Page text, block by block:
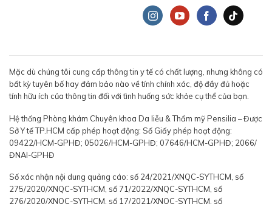
Mặc dù chúng tôi cung cấp thông tin y tế có chất lượng, nhưng không có
bất kỳ tuyên bố hay đảm bảo nào về tính chính xác, độ đầy đủ hoặc
tính hữu ích của thông tin đối với tình huống sức khỏe cụ thể của bạn.
Hệ thống Phòng khám Chuyên khoa Da liễu & Thẩm mỹ Pensilia – Được
Sở Y tế TP.HCM cấp phép hoạt động: Số Giấy phép hoạt động:
09422/HCM-GPHĐ; 05026/HCM-GPHĐ; 07646/HCM-GPHĐ; 2066/
ĐNAI-GPHĐ
Số xác nhận nội dung quảng cáo: số 24/2021/XNQC-SYTHCM, số
275/2020/XNQC-SYTHCM, số 71/2022/XNQC-SYTHCM, số
276/2020/XNQC-SYTHCM, số 17/2021/XNQC-SYTHCM, số